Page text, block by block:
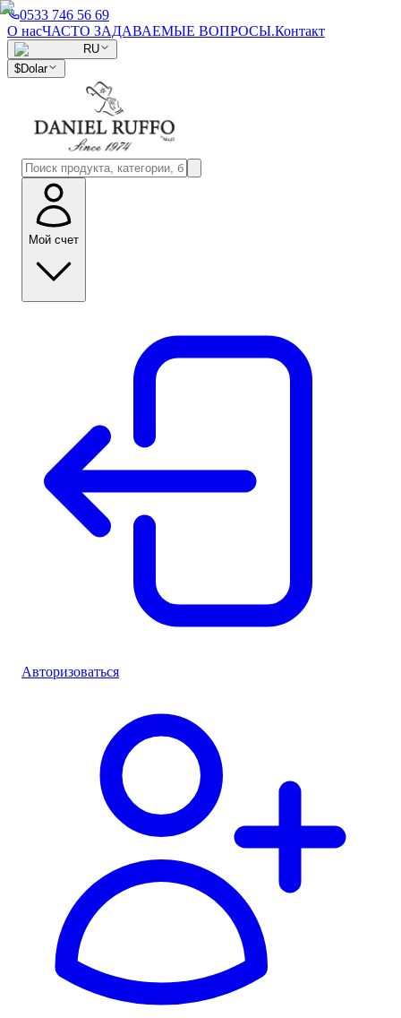
0533 746 56 69
О насЧАСТО ЗАДАВАЕМЫЕ ВОПРОСЫ.Контакт
RU
$Dolar
Мой счет
Авторизоваться